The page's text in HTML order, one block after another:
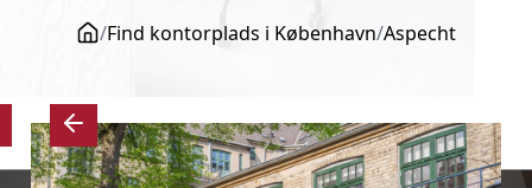
/Find kontorplads i København/Aspecht